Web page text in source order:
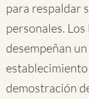
para respaldar
personales.
desempeñan
demostración